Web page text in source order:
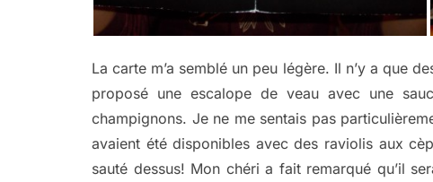
La carte m’a semblé un peu légère. Il n’y a que
proposé une escalope de veau avec une
champignons. Je ne me sentais pas
avaient été disponibles avec des raviolis aux
sauté dessus! Mon chéri a fait remarqué qu’il